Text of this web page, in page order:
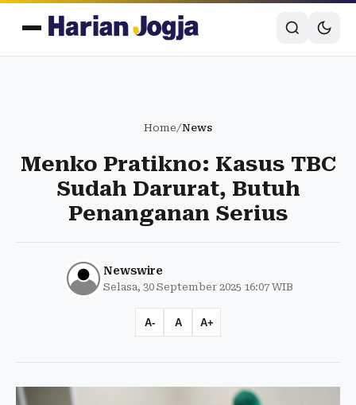
Home/News
Menko Pratikno: Kasus TBC
Sudah Darurat, Butuh
Penanganan Serius
Newswire
Selasa, 30 September 2025 16:07 WIB
A- A A+